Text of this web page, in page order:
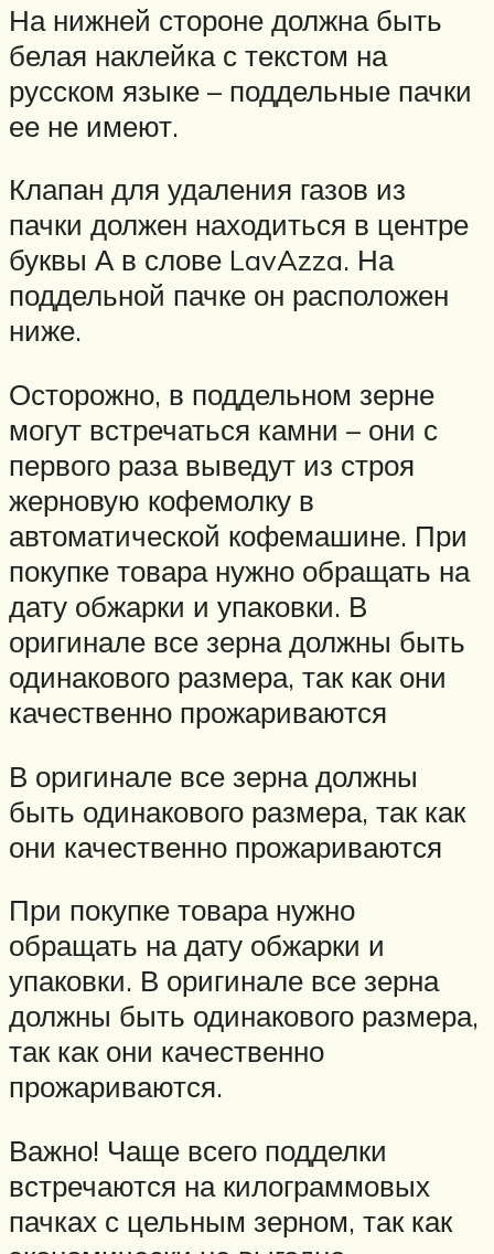
На нижней стороне должна быть
белая наклейка с текстом на
русском языке – поддельные пачки
ее не имеют.
Клапан для удаления газов из
пачки должен находиться в центре
буквы А в слове LavAzza. На
поддельной пачке он расположен
ниже.
Осторожно, в поддельном зерне
могут встречаться камни – они с
первого раза выведут из строя
жерновую кофемолку в
автоматической кофемашине. При
покупке товара нужно обращать на
дату обжарки и упаковки. В
оригинале все зерна должны быть
одинакового размера, так как они
качественно прожариваются
В оригинале все зерна должны
быть одинакового размера, так как
они качественно прожариваются
При покупке товара нужно
обращать на дату обжарки и
упаковки. В оригинале все зерна
должны быть одинакового размера,
так как они качественно
прожариваются.
Важно! Чаще всего подделки
встречаются на килограммовых
пачках с цельным зерном, так как